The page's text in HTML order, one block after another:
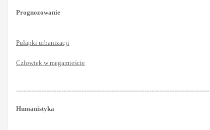
Prognozowanie
Pułapki urbanizacji
Człowiek w megamieście
-----------------------------------------------------------------------------
Humanistyka